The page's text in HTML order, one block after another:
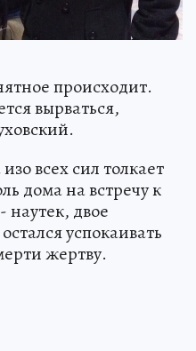
происходит.
вырваться,
всех сил толкает
дома на встречу к
двое
успокаивать
жертву.